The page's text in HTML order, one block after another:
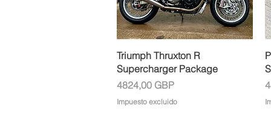
Vista rápida
Triumph Thruxton R
Supercharger Package
Precio
4824,00 GBP
Impuesto excluido